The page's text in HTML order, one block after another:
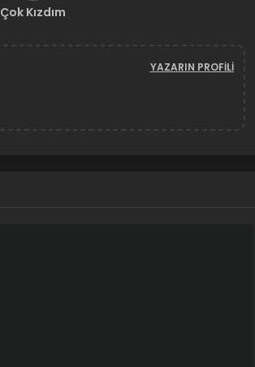
Çok Kızdım
YAZARIN PROFILI